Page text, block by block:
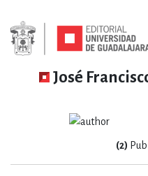
José
(2)